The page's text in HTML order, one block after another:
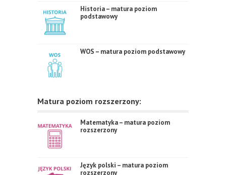
Historia – matura poziom
podstawowy
WOS – matura poziom podstawowy
Matura poziom rozszerzony:
Matematyka – matura poziom
rozszerzony
Język polski – matura poziom
rozszerzony